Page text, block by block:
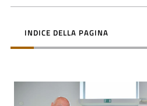
i
a
INDICE DELLA PAGINA